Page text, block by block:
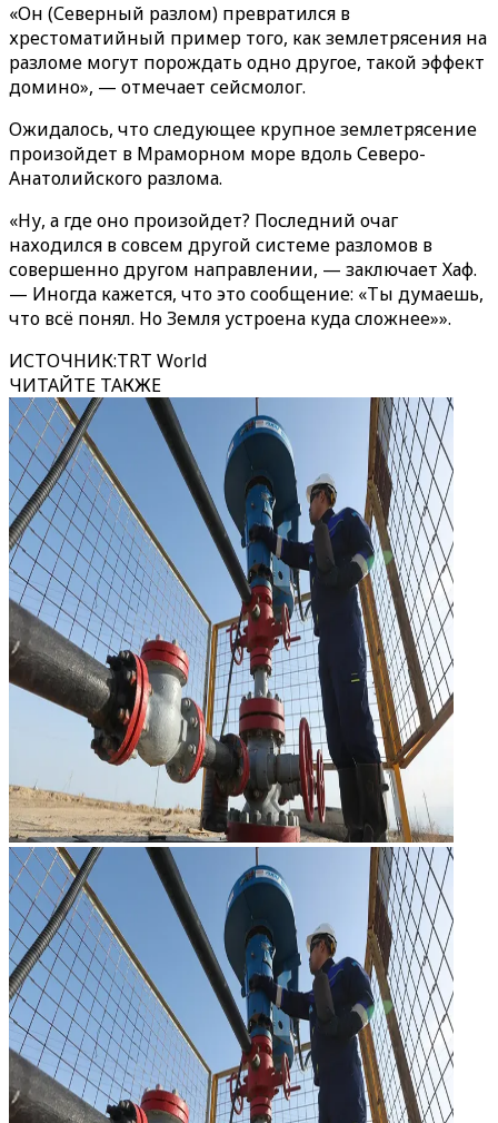
«Он (Северный разлом) превратился в
хрестоматийный пример того, как землетрясения на
разломе могут порождать одно другое, такой эффект
домино», — отмечает сейсмолог.
Ожидалось, что следующее крупное землетрясение
произойдет в Мраморном море вдоль Северо-
Анатолийского разлома.
«Ну, а где оно произойдет? Последний очаг
находился в совсем другой системе разломов в
совершенно другом направлении, — заключает Хаф.
— Иногда кажется, что это сообщение: «Ты думаешь,
что всё понял. Но Земля устроена куда сложнее»».
ИСТОЧНИК:TRT World
ЧИТАЙТЕ ТАКЖЕ